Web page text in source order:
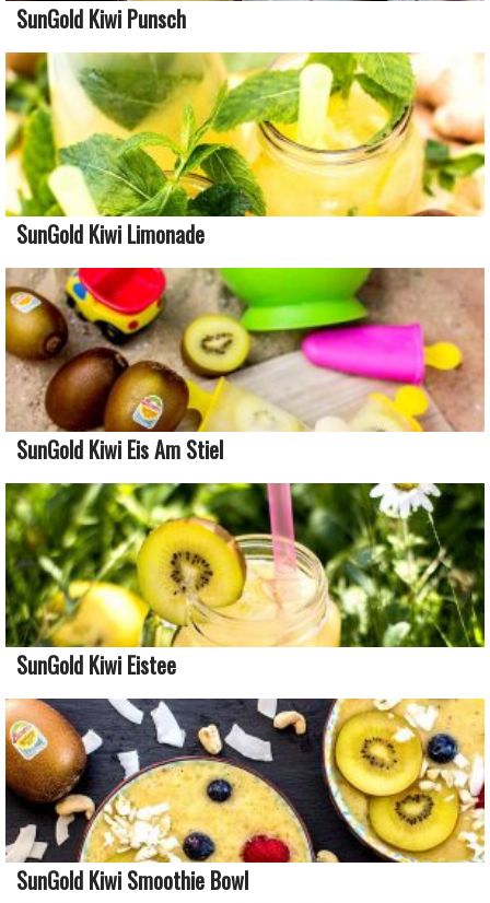
SunGold Kiwi Punsch
SunGold Kiwi Limonade
SunGold Kiwi Eis Am Stiel
SunGold Kiwi Eistee
SunGold Kiwi Smoothie Bowl